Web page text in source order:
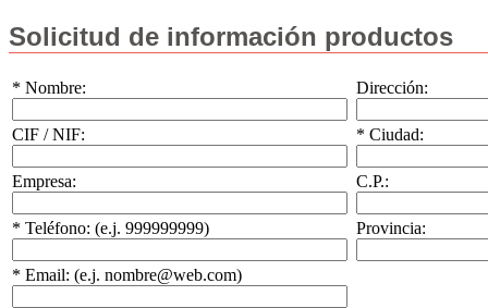
Solicitud de información productos
* Nombre: Dirección:
CIF / NIF: * Ciudad:
Empresa: C.P.:
* Teléfono: (e.j. 999999999) Provincia:
* Email: (e.j. nombre@web.com)